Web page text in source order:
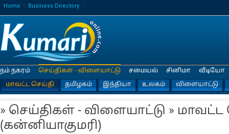
Home Business Directory
நம் நகரம்
செய்திகள் - விளையாட்டு
மாவட்ட செய்தி
தமிழகம் இந்தியா உலகம் விளையாட்டு
சமையல் சினிமா வீடியோ
» செய்திகள் - விளையாட்டு » மாவட்ட
(கன்னியாகுமரி)